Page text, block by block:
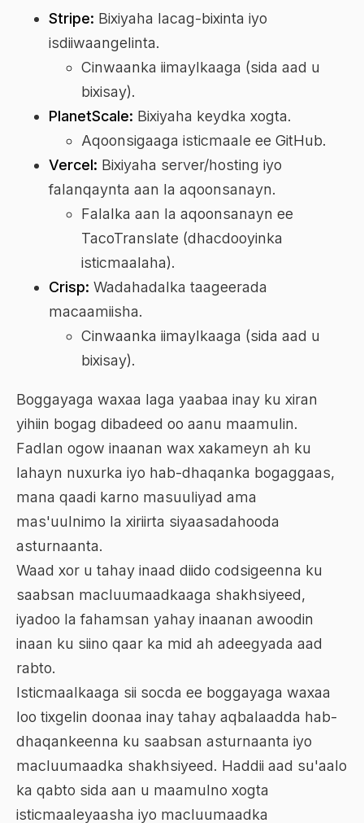
Stripe: Bixiyaha lacag-bixinta iyo
isdiiwaangelinta.
Cinwaanka iimaylkaaga (sida aad u
bixisay).
PlanetScale: Bixiyaha keydka xogta.
Aqoonsigaaga isticmaale ee GitHub.
Vercel: Bixiyaha server/hosting iyo
falanqaynta aan la aqoonsanayn.
Falalka aan la aqoonsanayn ee
TacoTranslate (dhacdooyinka
isticmaalaha).
Crisp: Wadahadalka taageerada
macaamiisha.
Cinwaanka iimaylkaaga (sida aad u
bixisay).
Boggayaga waxaa laga yaabaa inay ku xiran
yihiin bogag dibadeed oo aanu maamulin.
Fadlan ogow inaanan wax xakameyn ah ku
lahayn nuxurka iyo hab-dhaqanka bogaggaas,
mana qaadi karno masuuliyad ama
mas'uulnimo la xiriirta siyaasadahooda
asturnaanta.
Waad xor u tahay inaad diido codsigeenna ku
saabsan macluumaadkaaga shakhsiyeed,
iyadoo la fahamsan yahay inaanan awoodin
inaan ku siino qaar ka mid ah adeegyada aad
rabto.
Isticmaalkaaga sii socda ee boggayaga waxaa
loo tixgelin doonaa inay tahay aqbalaadda hab-
dhaqankeenna ku saabsan asturnaanta iyo
macluumaadka shakhsiyeed. Haddii aad su'aalo
ka qabto sida aan u maamulno xogta
isticmaaleyaasha iyo macluumaadka